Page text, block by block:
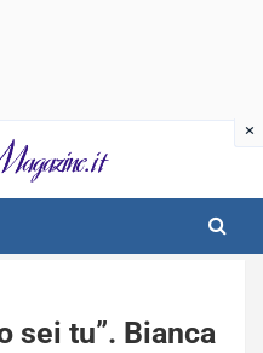
sei tu”. Bianca